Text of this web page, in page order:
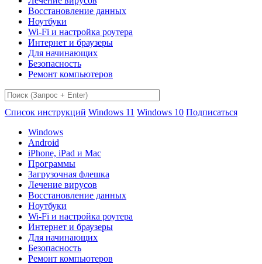
Восстановление данных
Ноутбуки
Wi-Fi и настройка роутера
Интернет и браузеры
Для начинающих
Безопасность
Ремонт компьютеров
Список инструкций Windows 11 Windows 10 Подписаться
Windows
Android
iPhone, iPad и Mac
Программы
Загрузочная флешка
Лечение вирусов
Восстановление данных
Ноутбуки
Wi-Fi и настройка роутера
Интернет и браузеры
Для начинающих
Безопасность
Ремонт компьютеров